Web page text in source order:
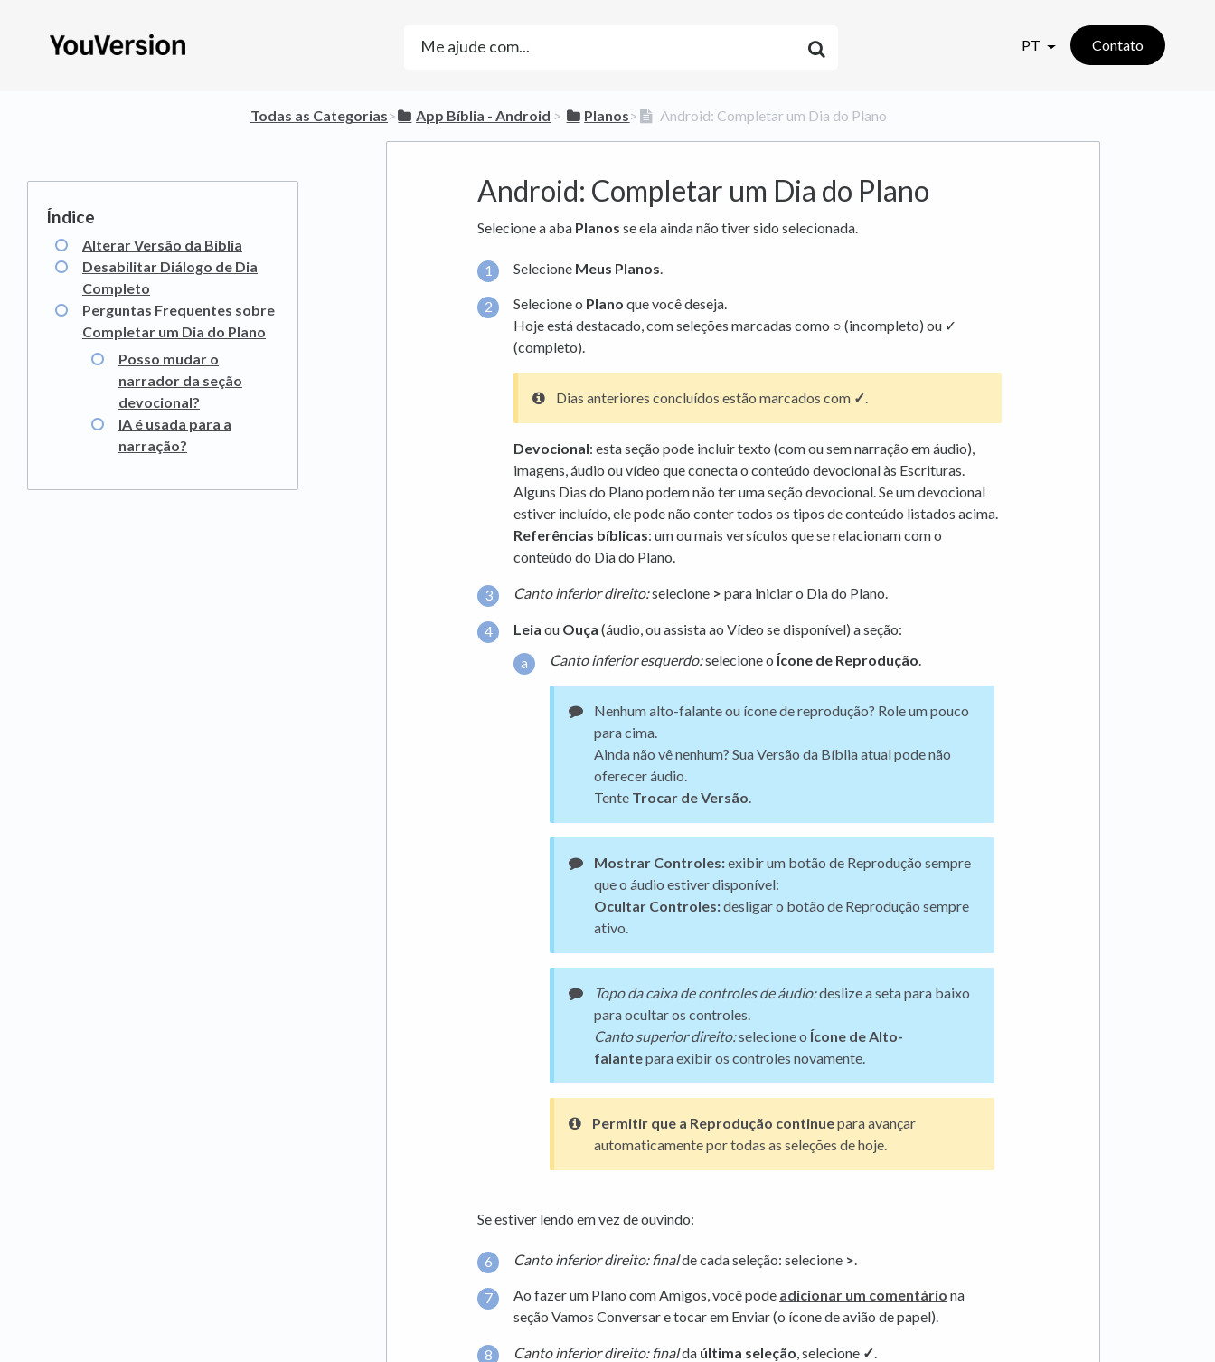
PT Contato
Todas as Categorias​>​ ​App Bíblia - Android ​ > ​ ​Planos​>​ Android: Completar um Dia do Plano
Android: Completar um Dia do Plano
Alterar Versão da Bíblia
Desabilitar Diálogo de Dia
Completo
Perguntas Frequentes sobre
Completar um Dia do Plano
Posso mudar o
narrador da seção
devocional?
IA é usada para a
narração?
Selecione a aba Planos se ela ainda não tiver sido selecionada.
Selecione Meus Planos
Selecione o Plano que você deseja.
Hoje está destacado, com seleções marcadas como ○ (incompleto) ou ✓
(completo).
Dias anteriores concluídos estão marcados com ✓.
Devocional: esta seção pode incluir texto (com ou sem narração em áudio),
imagens, áudio ou vídeo que conecta o conteúdo devocional às Escrituras.
Alguns Dias do Plano podem não ter uma seção devocional. Se um devocional
estiver incluído, ele pode não conter todos os tipos de conteúdo listados acima.
Referências bíblicas: um ou mais versículos que se relacionam com o
conteúdo do Dia do Plano.
Canto inferior direito:selecione > para iniciar o Dia do Plano.
Leia ou Ouça (áudio, ou assista ao Vídeo se disponível) a seção:
Canto inferior esquerdo:selecione o Ícone de Reprodução.
Nenhum alto-falante ou ícone de reprodução? Role um pouco
para cima.
Ainda não vê nenhum? Sua Versão da Bíblia atual pode não
oferecer áudio.
Tente Trocar de Versão.
Mostrar Controles:exibir um botão de Reprodução sempre
que o áudio estiver disponível:
Ocultar Controles:desligar o botão de Reprodução sempre
ativo.
Topo da caixa de controles de áudio:deslize a seta para baixo
para ocultar os controles.
Canto superior direito:selecione o Ícone de Alto-
falantepara exibir os controles novamente.
Permitir que a Reprodução continuepara avançar
automaticamente por todas as seleções de hoje.
Se estiver lendo em vez de ouvindo:
Canto inferior direito: finalde cada seleção: selecione >
Ao fazer um Plano com Amigos, você pode adicionar um comentário na
seção Vamos Conversar e tocar em Enviar (o ícone de avião de papel).
Canto inferior direito: finalda última seleção, selecione ✓.